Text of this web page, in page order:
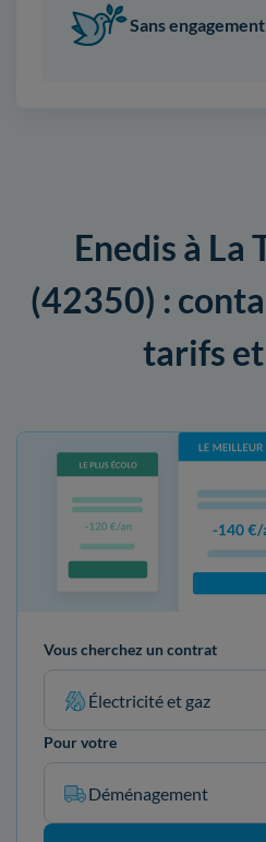
Sans engagement
Enedis à La
(42350) :
tarifs
Vous cherchez un contrat
Électricité et gaz
Pour votre
Déménagement